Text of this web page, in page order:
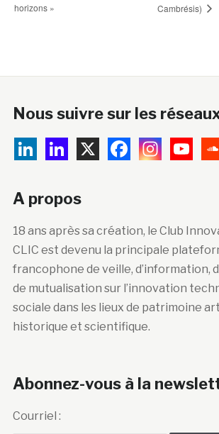
horizons »
Cambrésis)
Nous suivre sur les
A propos
18 ans après sa création, le Club
CLIC est devenu la principale
francophone de veille, d’information,
de mutualisation sur l’innovation
sociale dans les lieux de patrimoine
historique et scientifique.
Abonnez-vous à la
Courriel :